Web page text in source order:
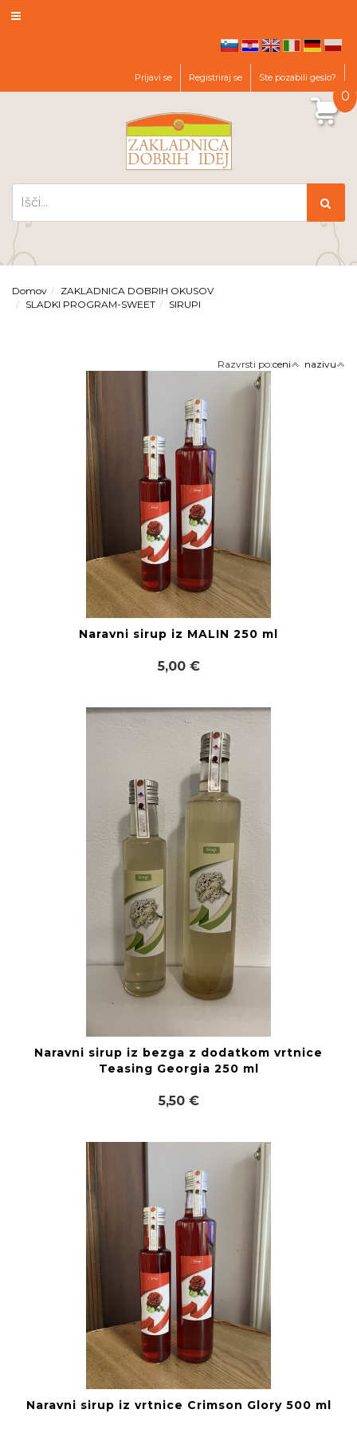
de pl
Prijavi se Registriraj se Ste pozabili geslo?
0
Domov
ZAKLADNICA DOBRIH OKUSOV
SLADKI PROGRAM-SWEET
SIRUPI
Razvrsti po:ceni nazivu
Naravni sirup iz MALIN 250 ml
5,00 €
Naravni sirup iz bezga z dodatkom vrtnice
Teasing Georgia 250 ml
5,50 €
Naravni sirup iz vrtnice Crimson Glory 500 ml